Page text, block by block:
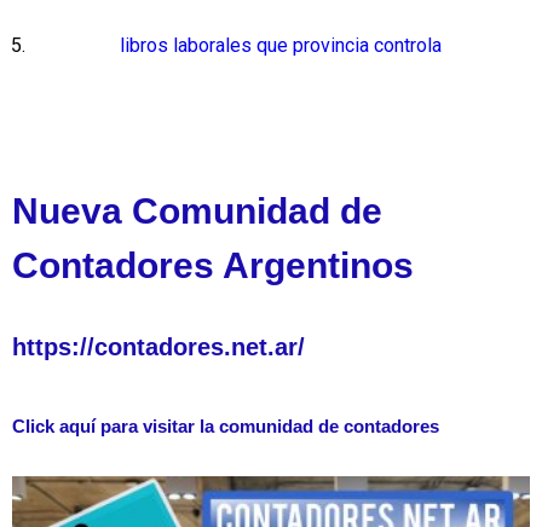
libros laborales que provincia controla
Nueva Comunidad de
Contadores Argentinos
https://contadores.net.ar/
Click aquí para visitar la comunidad de contadores